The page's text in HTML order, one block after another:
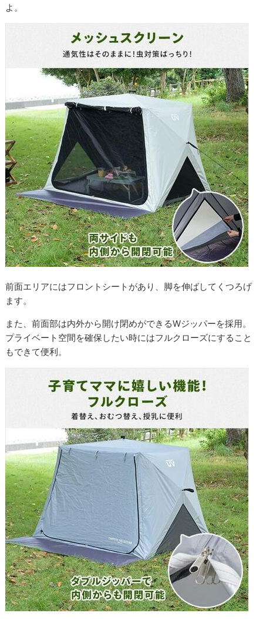
よ。
前面エリアにはフロントシートがあり、脚を伸ばしてくつろげ
ます。
また、前面部は内外から開け閉めができるWジッパーを採用。
プライベート空間を確保したい時にはフルクローズにすること
もできて便利。